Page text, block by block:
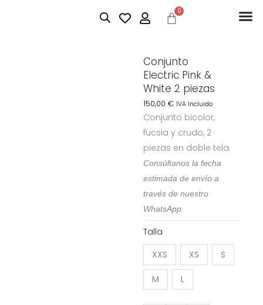
0
Carrito
Conjunto
Electric Pink &
White 2 piezas
150,00 € IVA Incluido
Conjunto bicolor,
fucsia y crudo, 2
piezas en doble tela.
Consúltanos la fecha
estimada de envío a
través de nuestro
WhatsApp.
Talla
XXS
XS S
M L
Conjunto
Electric
Pink
White